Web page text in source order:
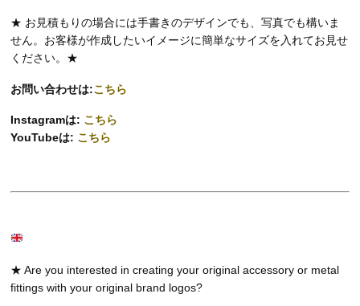
★ お見積もりの場合には手書きのデザインでも、写真でも構いま
せん。お客様が作成したいイメージに簡単なサイズを入れてお見せ
ください。★
お問い合わせは:こちら
Instagramは: こちら
YouTubeは: こちら
★ Are you interested in creating your original accessory or metal
fittings with your original brand logos?